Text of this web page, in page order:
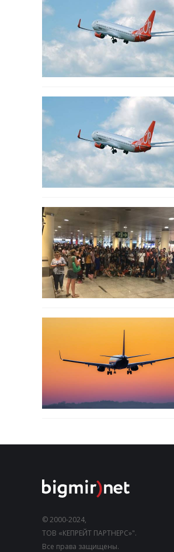
© 2000-2024,
ТОВ «КЕПРЕЙТ ПАРТНЕРС»".
Все права защищены.